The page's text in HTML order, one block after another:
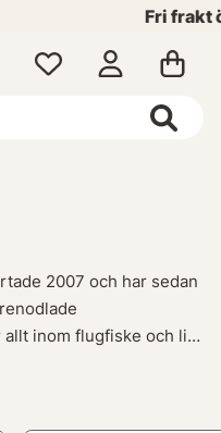
2007 och har sedan
inom flugfiske och lite
Vision, Loop, Ross